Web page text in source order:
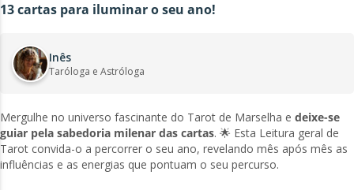
13 cartas para iluminar o seu ano!
Inês
Taróloga e Astróloga
Mergulhe no universo fascinante do Tarot de Marselha e deixe-se
guiar pela sabedoria milenar das cartas. 🌟 Esta Leitura geral de
Tarot convida-o a percorrer o seu ano, revelando mês após mês as
influências e as energias que pontuam o seu percurso.